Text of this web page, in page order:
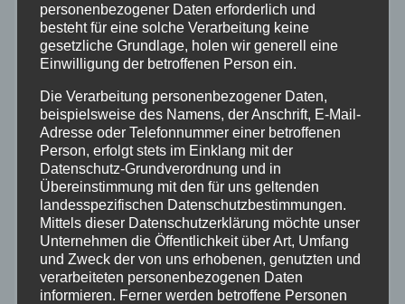
Allgemein
Altenkirchen
Bundespolizei
Feuerwehr
Hilfsorganisationen
Mayen-Koblenz
personenbezogener Daten erforderlich und
besteht für eine solche Verarbeitung keine
gesetzliche Grundlage, holen wir generell eine
Einwilligung der betroffenen Person ein.
Die Verarbeitung personenbezogener Daten,
beispielsweise des Namens, der Anschrift, E-Mail-
Adresse oder Telefonnummer einer betroffenen
Person, erfolgt stets im Einklang mit der
Datenschutz-Grundverordnung und in
Übereinstimmung mit den für uns geltenden
landesspezifischen Datenschutzbestimmungen.
Mittels dieser Datenschutzerklärung möchte unser
Unternehmen die Öffentlichkeit über Art, Umfang
und Zweck der von uns erhobenen, genutzten und
verarbeiteten personenbezogenen Daten
informieren. Ferner werden betroffene Personen